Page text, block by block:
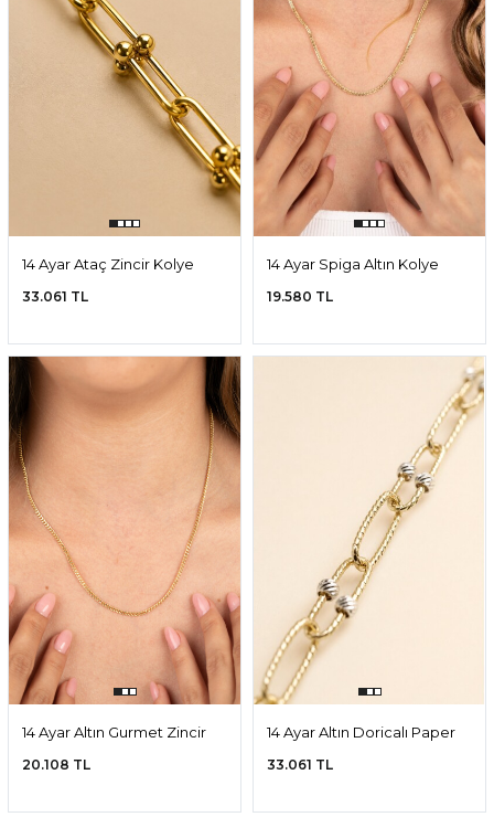
14 Ayar Ataç Zincir Kolye
33.061 TL
14 Ayar Spiga Altın Kolye
19.580 TL
14 Ayar Altın Gurmet Zincir
20.108 TL
14 Ayar Altın Doricalı Paper
33.061 TL